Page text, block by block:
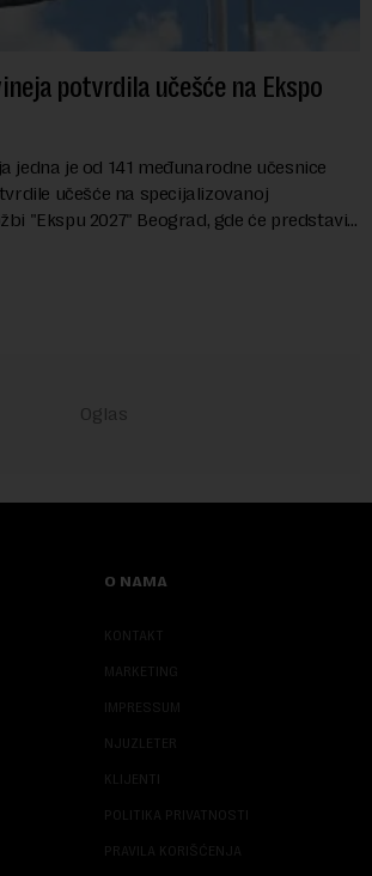
potvrdila učešće na Ekspo
jedna je od 141 međunarodne učesnice
učešće na specijalizovanoj
"Ekspu 2027" Beograd, gde će predstaviti
O NAMA
KONTAKT
MARKETING
IMPRESSUM
NJUZLETER
KLIJENTI
POLITIKA PRIVATNOSTI
PRAVILA KORIŠĆENJA